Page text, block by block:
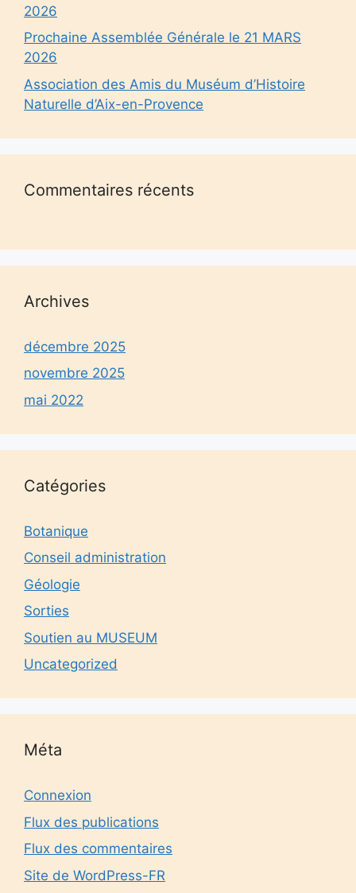
2026
Prochaine Assemblée Générale le 21 MARS
2026
Association des Amis du Muséum d’Histoire
Naturelle d’Aix-en-Provence
Commentaires récents
Archives
décembre 2025
novembre 2025
mai 2022
Catégories
Botanique
Conseil administration
Géologie
Sorties
Soutien au MUSEUM
Uncategorized
Méta
Connexion
Flux des publications
Flux des commentaires
Site de WordPress-FR